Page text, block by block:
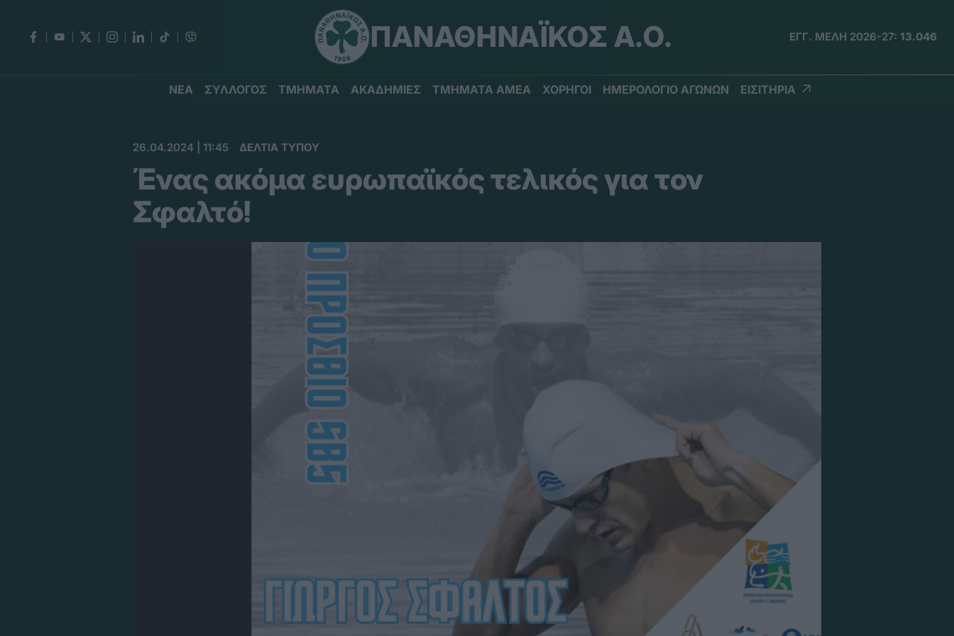
ΠΑΝΑΘΗΝΑΪΚΟΣ Α.Ο. ΕΓΓ. ΜΕΛΗ 2026-27: 13.046
ΝΕΑ ΣΥΛΛΟΓΟΣ ΤΜΗΜΑΤΑ ΑΚΑΔΗΜΙΕΣ ΤΜΗΜΑΤΑ ΑΜΕΑ ΧΟΡΗΓΟΙ ΗΜΕΡΟΛΟΓΙΟ ΑΓΩΝΩΝ ΕΙΣΙΤΗΡΙΑ
26.04.2024 | 11:45 ΔΕΛΤΙΑ ΤΥΠΟΥ
Ένας ακόμα ευρωπαϊκός τελικός για τον
Σφαλτό!